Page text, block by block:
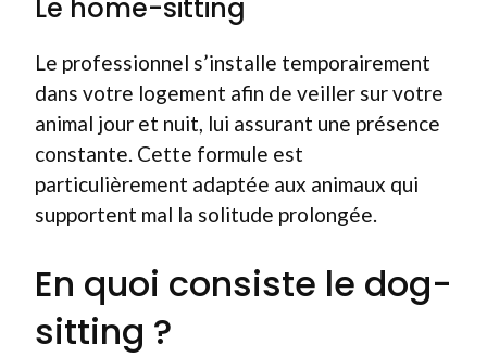
Le home-sitting
Le professionnel s’installe temporairement
dans votre logement afin de veiller sur votre
animal jour et nuit, lui assurant une présence
constante. Cette formule est
particulièrement adaptée aux animaux qui
supportent mal la solitude prolongée.
En quoi consiste le dog-
sitting ?